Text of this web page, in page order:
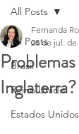
All Posts
Brasil
Reino Unido
Estados Unidos
All Posts
Inglaterra?
Fernanda
28 de jul. de